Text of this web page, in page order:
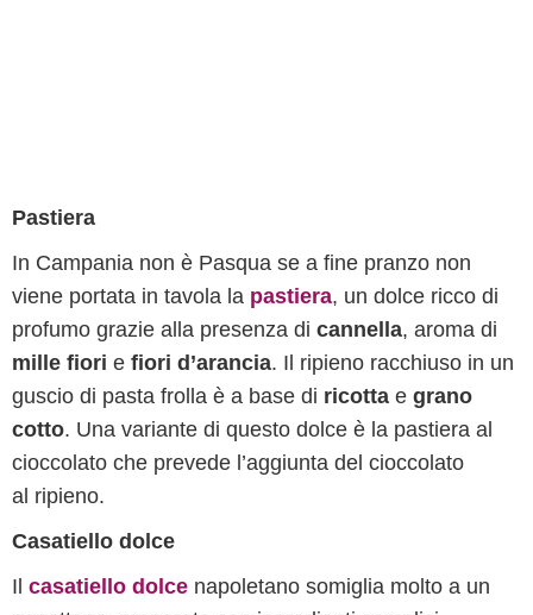
Pastiera
In Campania non è Pasqua se a fine pranzo non
viene portata in tavola la pastiera, un dolce ricco di
profumo grazie alla presenza di cannella, aroma di
mille fiori e fiori d’arancia. Il ripieno racchiuso in un
guscio di pasta frolla è a base di ricotta e grano
cotto. Una variante di questo dolce è la pastiera al
cioccolato che prevede l’aggiunta del cioccolato
al ripieno.
Casatiello dolce
Il casatiello dolce napoletano somiglia molto a un